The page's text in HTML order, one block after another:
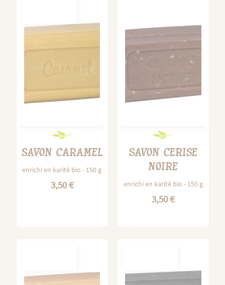
SAVON CARAMEL
enrichi en karité bio - 150 g
3,50 €
SAVON CERISE
NOIRE
enrichi en karité bio - 150 g
3,50 €